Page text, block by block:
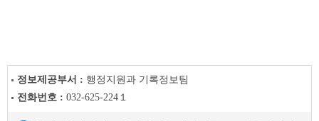
정보제공부서 : 행정지원과 기록정보팀
전화번호 : 032-625-224１